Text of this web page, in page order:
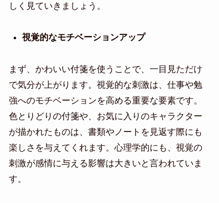
しく見ていきましょう。
視覚的なモチベーションアップ
まず、かわいい付箋を使うことで、一目見ただけ
で気分が上がります。視覚的な刺激は、仕事や勉
強へのモチベーションを高める重要な要素です。
色とりどりの付箋や、お気に入りのキャラクター
が描かれたものは、書類やノートを見返す際にも
楽しさを与えてくれます。心理学的にも、視覚の
刺激が感情に与える影響は大きいと言われていま
す。